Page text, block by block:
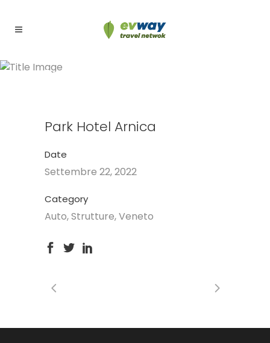
Park Hotel Arnica
Park Hotel Arnica
Date
Settembre 22, 2022
Category
Auto, Strutture, Veneto